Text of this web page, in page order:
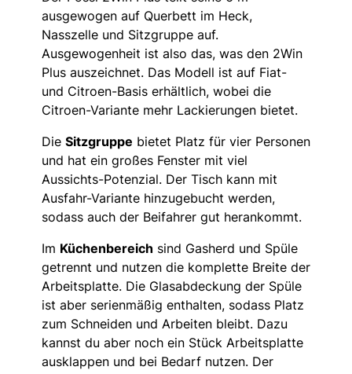
ausgewogen auf Querbett im Heck,
Nasszelle und Sitzgruppe auf.
Ausgewogenheit ist also das, was den 2Win
Plus auszeichnet. Das Modell ist auf Fiat-
und Citroen-Basis erhältlich, wobei die
Citroen-Variante mehr Lackierungen bietet.
Die Sitzgruppe bietet Platz für vier Personen
und hat ein großes Fenster mit viel
Aussichts-Potenzial. Der Tisch kann mit
Ausfahr-Variante hinzugebucht werden,
sodass auch der Beifahrer gut herankommt.
Im Küchenbereich sind Gasherd und Spüle
getrennt und nutzen die komplette Breite der
Arbeitsplatte. Die Glasabdeckung der Spüle
ist aber serienmäßig enthalten, sodass Platz
zum Schneiden und Arbeiten bleibt. Dazu
kannst du aber noch ein Stück Arbeitsplatte
ausklappen und bei Bedarf nutzen. Der